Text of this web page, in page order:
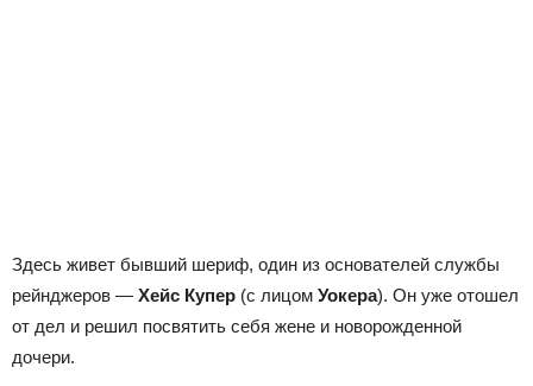
Здесь живет бывший шериф, один из основателей службы
рейнджеров — Хейс Купер (с лицом Уокера). Он уже отошел
от дел и решил посвятить себя жене и новорожденной
дочери.